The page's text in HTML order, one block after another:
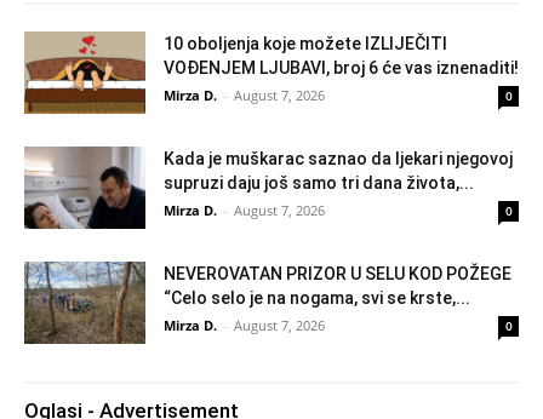
10 oboljenja koje možete IZLIJEČITI
VOĐENJEM LJUBAVI, broj 6 će vas iznenaditi!
Mirza D. - August 7, 2026 0
Kada je muškarac saznao da ljekari njegovoj
supruzi daju još samo tri dana života,...
Mirza D. - August 7, 2026 0
NEVEROVATAN PRIZOR U SELU KOD POŽEGE
“Celo selo je na nogama, svi se krste,...
Mirza D. - August 7, 2026 0
Oglasi - Advertisement